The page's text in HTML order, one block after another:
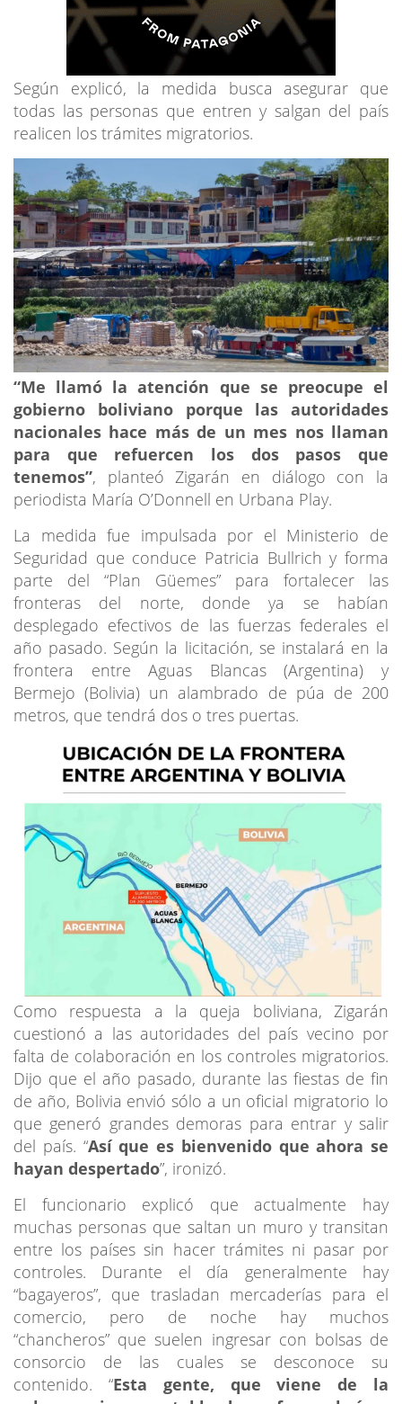
Según explicó, la medida busca asegurar que
todas las personas que entren y salgan del país
realicen los trámites migratorios.
“Me llamó la atención que se preocupe el
gobierno boliviano porque las autoridades
nacionales hace más de un mes nos llaman
para que refuercen los dos pasos que
tenemos”, planteó Zigarán en diálogo con la
periodista María O’Donnell en Urbana Play.
La medida fue impulsada por el Ministerio de
Seguridad que conduce Patricia Bullrich y forma
parte del “Plan Güemes” para fortalecer las
fronteras del norte, donde ya se habían
desplegado efectivos de las fuerzas federales el
año pasado. Según la licitación, se instalará en la
frontera entre Aguas Blancas (Argentina) y
Bermejo (Bolivia) un alambrado de púa de 200
metros, que tendrá dos o tres puertas.
Como respuesta a la queja boliviana, Zigarán
cuestionó a las autoridades del país vecino por
falta de colaboración en los controles migratorios.
Dijo que el año pasado, durante las fiestas de fin
de año, Bolivia envió sólo a un oficial migratorio lo
que generó grandes demoras para entrar y salir
del país. “Así que es bienvenido que ahora se
hayan despertado”, ironizó.
El funcionario explicó que actualmente hay
muchas personas que saltan un muro y transitan
entre los países sin hacer trámites ni pasar por
controles. Durante el día generalmente hay
“bagayeros”, que trasladan mercaderías para el
comercio, pero de noche hay muchos
“chancheros” que suelen ingresar con bolsas de
consorcio de las cuales se desconoce su
contenido. “Esta gente, que viene de la